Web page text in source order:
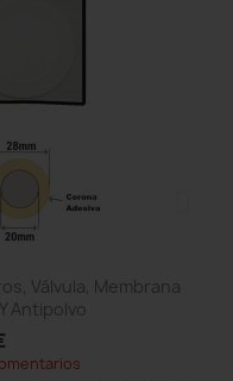
Válvula, Membrana
Antipolvo